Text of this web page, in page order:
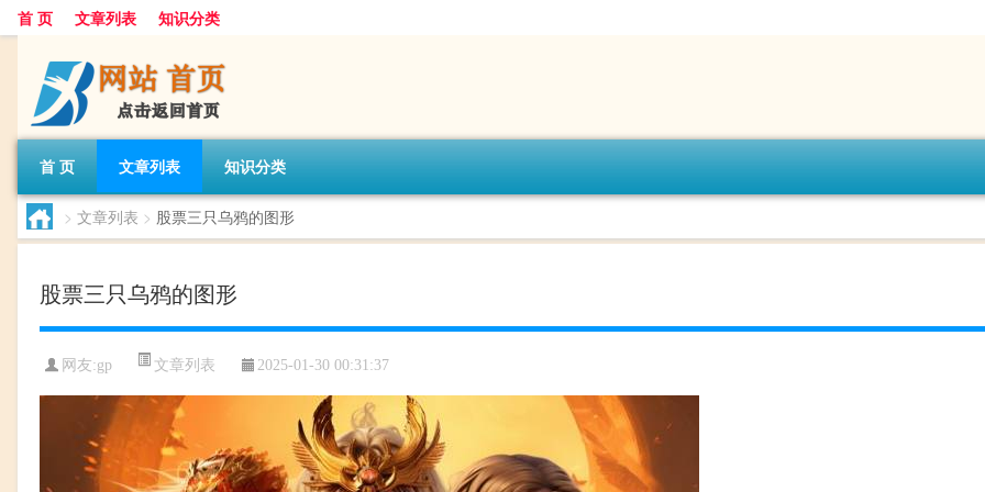
首 页 文章列表 知识分类
首 页 文章列表 知识分类
> 文章列表 > 股票三只乌鸦的图形
股票三只乌鸦的图形
网友:gp 文章列表 2025-01-30 00:31:37